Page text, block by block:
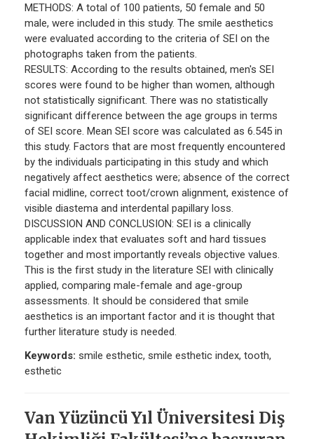
METHODS: A total of 100 patients, 50 female and 50
male, were included in this study. The smile aesthetics
were evaluated according to the criteria of SEI on the
photographs taken from the patients.
RESULTS: According to the results obtained, men's SEI
scores were found to be higher than women, although
not statistically significant. There was no statistically
significant difference between the age groups in terms
of SEI score. Mean SEI score was calculated as 6.545 in
this study. Factors that are most frequently encountered
by the individuals participating in this study and which
negatively affect aesthetics were; absence of the correct
facial midline, correct toot/crown alignment, existence of
visible diastema and interdental papillary loss.
DISCUSSION AND CONCLUSION: SEI is a clinically
applicable index that evaluates soft and hard tissues
together and most importantly reveals objective values.
This is the first study in the literature SEI with clinically
applied, comparing male-female and age-group
assessments. It should be considered that smile
aesthetics is an important factor and it is thought that
further literature study is needed.
Keywords: smile esthetic, smile esthetic index, tooth,
esthetic
Van Yüzüncü Yıl Üniversitesi Diş